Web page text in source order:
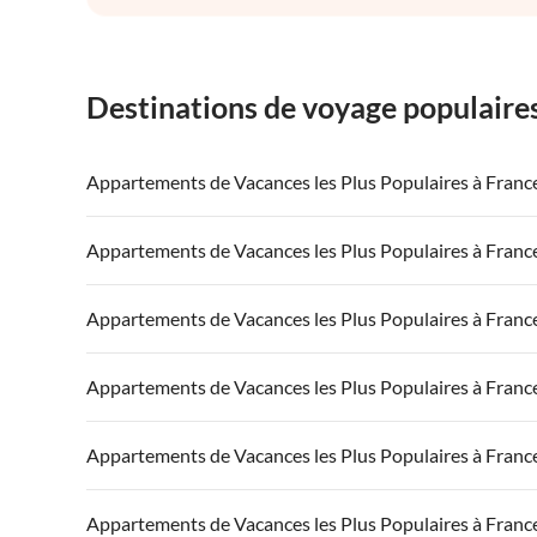
Destinations de voyage
Appartements de Vacances les Plus Populaires à
Appartements de Vacances à France
Appartements de Vacances à Côte atlantique
Appartements de Vacances à Côte d'Azur
Appartements de Vacances les Plus Populaires à
Appartements de Vacances à France
Appartements de Vacances à Côte atlantique
Appartements de Vacances à Côte d'Azur
Appartements de Vacances les Plus Populaires à
Appartements de Vacances à France
Appartements de Vacances à Côte atlantique
Appartements de Vacances à Côte d'Azur
Appartements de Vacances les Plus Populaires à
Appartements de Vacances à France
Appartements de Vacances à Côte atlantique
Appartements de Vacances les Plus Populaires à
Appartements de Vacances à France
Appartements de Vacances les Plus Populaires à